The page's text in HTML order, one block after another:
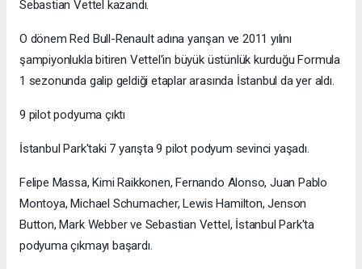
Sebastian Vettel kazandı.
O dönem Red Bull-Renault adına yarışan ve 2011 yılını
şampiyonlukla bitiren Vettel'in büyük üstünlük kurduğu Formula
1 sezonunda galip geldiği etaplar arasında İstanbul da yer aldı.
9 pilot podyuma çıktı
İstanbul Park'taki 7 yarışta 9 pilot podyum sevinci yaşadı.
Felipe Massa, Kimi Raikkonen, Fernando Alonso, Juan Pablo
Montoya, Michael Schumacher, Lewis Hamilton, Jenson
Button, Mark Webber ve Sebastian Vettel, İstanbul Park'ta
podyuma çıkmayı başardı.